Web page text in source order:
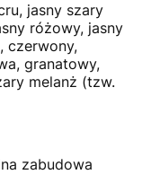
jasny szary
różowy, jasny
czerwony,
granatowy,
melanż (tzw.
zabudowa